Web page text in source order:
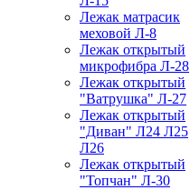
Лежак матрасик
меховой Л-8
Лежак открытый
микрофибра Л-28
Лежак открытый
"Ватрушка" Л-27
Лежак открытый
"Диван" Л24 Л25
Л26
Лежак открытый
"Топчан" Л-30